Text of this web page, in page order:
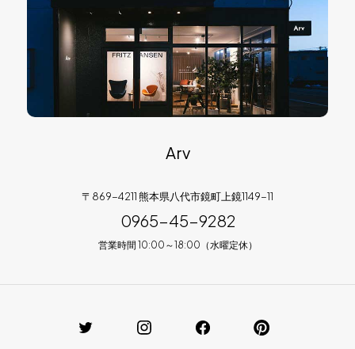
Arv
〒869-4211 熊本県八代市鏡町上鏡1149-11
0965-45-9282
営業時間 10:00～18:00（水曜定休）